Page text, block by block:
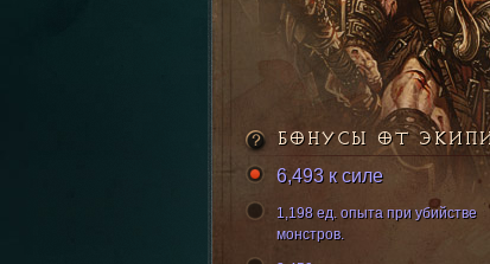
БОНУСЫ ОТ
6,493 к силе
1,198 ед. опыта при убийстве
монстров.